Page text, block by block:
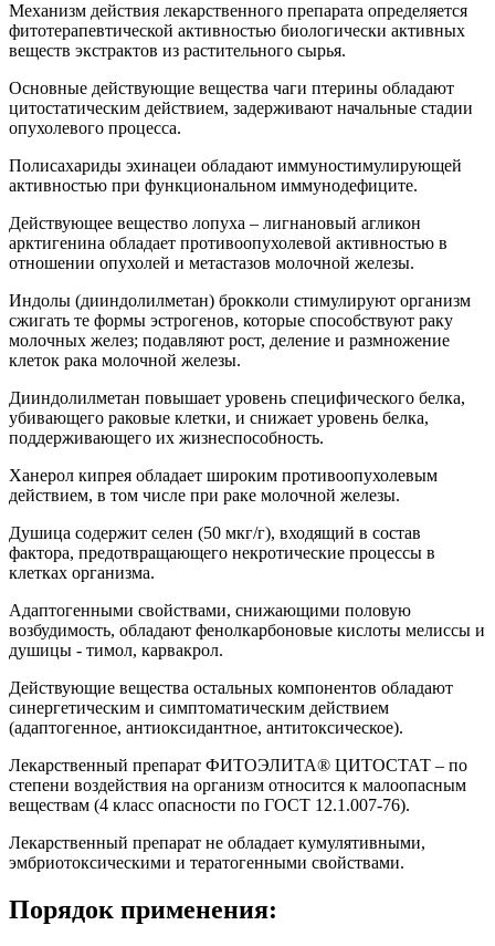
Механизм действия лекарственного препарата определяется
фитотерапевтической активностью биологически активных
веществ экстрактов из растительного сырья.
Основные действующие вещества чаги птерины обладают
цитостатическим действием, задерживают начальные стадии
опухолевого процесса.
Полисахариды эхинацеи обладают иммуностимулирующей
активностью при функциональном иммунодефиците.
Действующее вещество лопуха – лигнановый агликон
арктигенина обладает противоопухолевой активностью в
отношении опухолей и метастазов молочной железы.
Индолы (дииндолилметан) брокколи стимулируют организм
сжигать те формы эстрогенов, которые способствуют раку
молочных желез; подавляют рост, деление и размножение
клеток рака молочной железы.
Дииндолилметан повышает уровень специфического белка,
убивающего раковые клетки, и снижает уровень белка,
поддерживающего их жизнеспособность.
Ханерол кипрея обладает широким противоопухолевым
действием, в том числе при раке молочной железы.
Душица содержит селен (50 мкг/г), входящий в состав
фактора, предотвращающего некротические процессы в
клетках организма.
Адаптогенными свойствами, снижающими половую
возбудимость, обладают фенолкарбоновые кислоты мелиссы и
душицы - тимол, карвакрол.
Действующие вещества остальных компонентов обладают
синергетическим и симптоматическим действием
(адаптогенное, антиоксидантное, антитоксическое).
Лекарственный препарат ФИТОЭЛИТА® ЦИТОСТАТ – по
степени воздействия на организм относится к малоопасным
веществам (4 класс опасности по ГОСТ 12.1.007-76).
Лекарственный препарат не обладает кумулятивными,
эмбриотоксическими и тератогенными свойствами.
Порядок применения: